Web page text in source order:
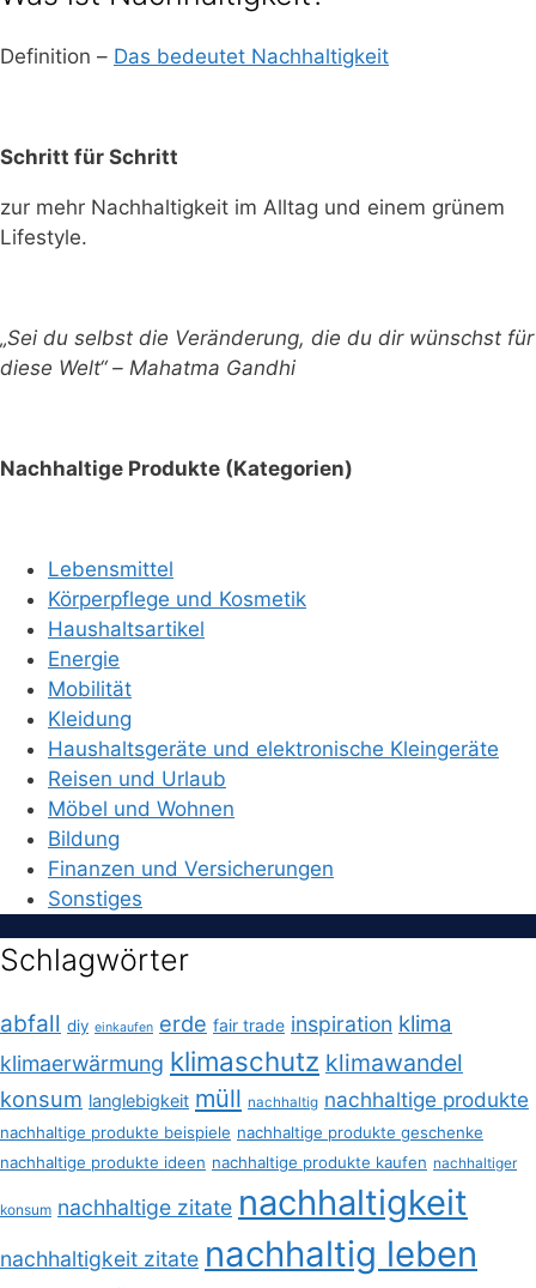
Definition – Das bedeutet Nachhaltigkeit
Schritt für Schritt
zur mehr Nachhaltigkeit im Alltag und einem grünem
Lifestyle.
„Sei du selbst die Veränderung, die du dir wünschst für
diese Welt“ – Mahatma Gandhi
Nachhaltige Produkte (Kategorien)
Lebensmittel
Körperpflege und Kosmetik
Haushaltsartikel
Energie
Mobilität
Kleidung
Haushaltsgeräte und elektronische Kleingeräte
Reisen und Urlaub
Möbel und Wohnen
Bildung
Finanzen und Versicherungen
Sonstiges
Schlagwörter
abfall diy einkaufen erde fair trade inspiration klima
klimaerwärmung klimaschutz klimawandel
konsum langlebigkeit müll nachhaltig nachhaltige produkte
nachhaltige produkte beispiele nachhaltige produkte geschenke
nachhaltige produkte ideen nachhaltige produkte kaufen nachhaltiger
konsum nachhaltige zitate nachhaltigkeit
nachhaltigkeit zitate nachhaltig leben